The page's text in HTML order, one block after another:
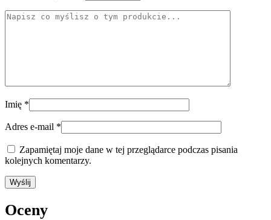
Imię *
Adres e-mail *
Zapamiętaj moje dane w tej przeglądarce podczas pisania
kolejnych komentarzy.
Oceny